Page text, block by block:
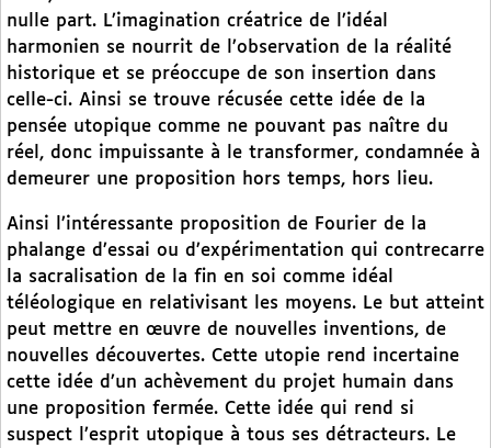
nulle part. L’imagination créatrice de l’idéal
harmonien se nourrit de l’observation de la réalité
historique et se préoccupe de son insertion dans
celle-ci. Ainsi se trouve récusée cette idée de la
pensée utopique comme ne pouvant pas naître du
réel, donc impuissante à le transformer, condamnée à
demeurer une proposition hors temps, hors lieu.
Ainsi l’intéressante proposition de Fourier de la
phalange d’essai ou d’expérimentation qui contrecarre
la sacralisation de la fin en soi comme idéal
téléologique en relativisant les moyens. Le but atteint
peut mettre en œuvre de nouvelles inventions, de
nouvelles découvertes. Cette utopie rend incertaine
cette idée d’un achèvement du projet humain dans
une proposition fermée. Cette idée qui rend si
suspect l’esprit utopique à tous ses détracteurs. Le